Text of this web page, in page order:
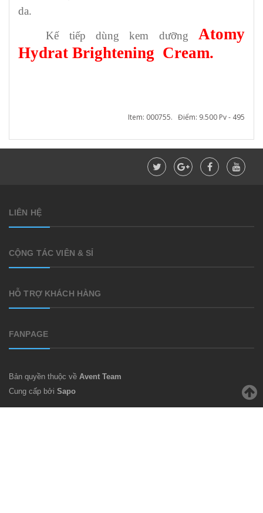
da.
Kế tiếp dùng kem dưỡng Atomy
Hydrat Brightening Cream.
Item: 000755. Điểm: 9.500 Pv - 495
LIÊN HỆ
CỘNG TÁC VIÊN & SỈ
HỖ TRỢ KHÁCH HÀNG
FANPAGE
Bản quyền thuộc về Avent Team
Cung cấp bởi Sapo